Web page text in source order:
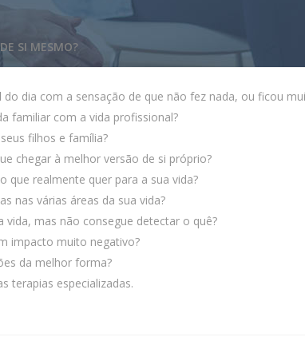
SI MESMO?
dia com a sensação de que não fez nada, ou ficou
familiar com a vida profissional?
filhos e família?
chegar à melhor versão de si próprio?
que realmente quer para a sua vida?
nas várias áreas da sua vida?
vida, mas não consegue detectar o quê?
impacto muito negativo?
da melhor forma?
terapias especializadas.